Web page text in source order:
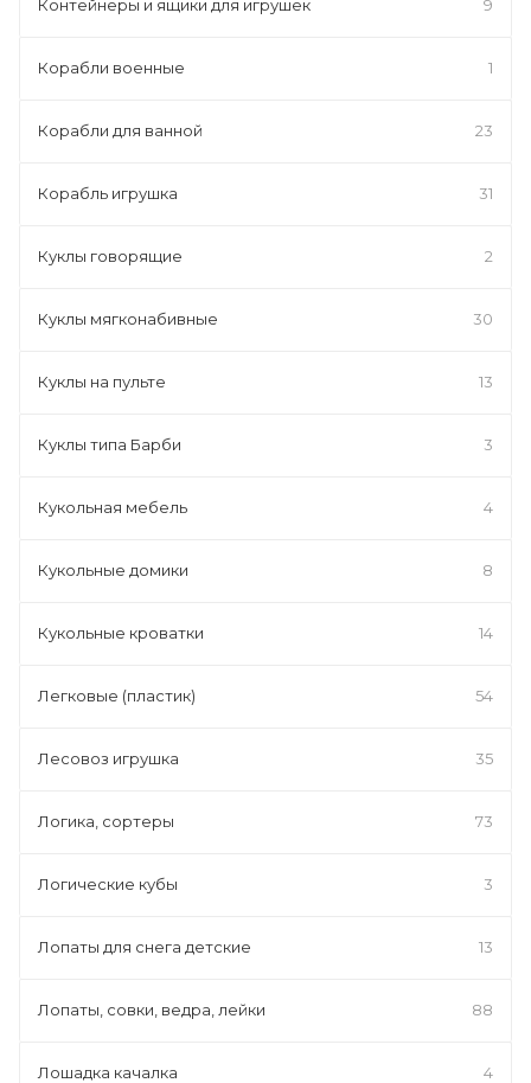
Контейнеры и ящики для игрушек 9
Корабли военные 1
Корабли для ванной 23
Корабль игрушка 31
Куклы говорящие 2
Куклы мягконабивные 30
Куклы на пульте 13
Куклы типа Барби 3
Кукольная мебель 4
Кукольные домики 8
Кукольные кроватки 14
Легковые (пластик) 54
Лесовоз игрушка 35
Логика, сортеры 73
Логические кубы 3
Лопаты для снега детские 13
Лопаты, совки, ведра, лейки 88
Лошадка качалка 4